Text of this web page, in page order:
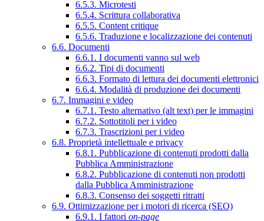
6.5.3. Microtesti
6.5.4. Scrittura collaborativa
6.5.5. Content critique
6.5.6. Traduzione e localizzazione dei contenuti
6.6. Documenti
6.6.1. I documenti vanno sul web
6.6.2. Tipi di documenti
6.6.3. Formato di lettura dei documenti elettronici
6.6.4. Modalità di produzione dei documenti
6.7. Immagini e video
6.7.1. Testo alternativo (alt text) per le immagini
6.7.2. Sottotitoli per i video
6.7.3. Trascrizioni per i video
6.8. Proprietà intellettuale e privacy
6.8.1. Pubblicazione di contenuti prodotti dalla
Pubblica Amministrazione
6.8.2. Pubblicazione di contenuti non prodotti
dalla Pubblica Amministrazione
6.8.3. Consenso dei soggetti ritratti
6.9. Ottimizzazione per i motori di ricerca (SEO)
6.9.1. I fattori on-page